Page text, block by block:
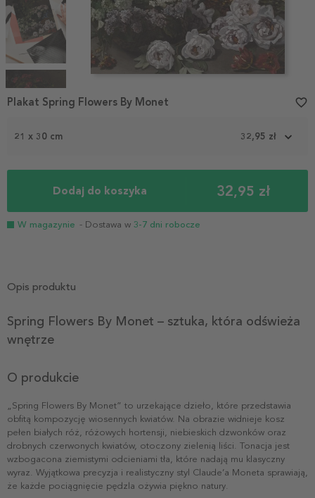
Item
1
21 x 30 cm 32,95 zł
Dodaj do koszyka 32,95 zł
W magazynie - Dostawa w 3-7 dni robocze
Plakat Spring Flowers By Monet favorite_border
Opis produktu
Spring Flowers By Monet – sztuka, która odświeża
wnętrze
O produkcie
„Spring Flowers By Monet” to urzekające dzieło, które przedstawia
obfitą kompozycję wiosennych kwiatów. Na obrazie widnieje kosz
pełen białych róż, różowych hortensji, niebieskich dzwonków oraz
drobnych czerwonych kwiatów, otoczony zielenią liści. Tonacja jest
wzbogacona ziemistymi odcieniami tła, które nadają mu klasyczny
wyraz. Wyjątkowa precyzja i realistyczny styl Claude’a Moneta sprawiają,
że każde pociągnięcie pędzla ożywia piękno natury.